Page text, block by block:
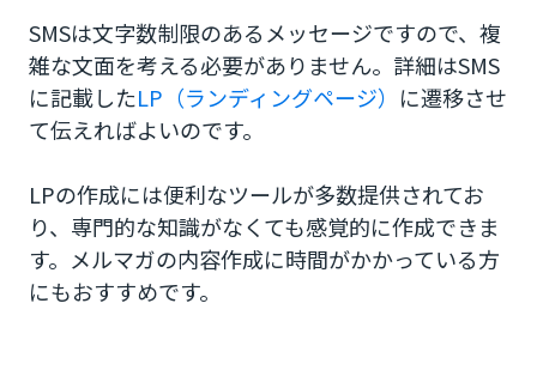
SMSは文字数制限のあるメッセージですので、複
雑な文面を考える必要がありません。詳細はSMS
に記載したLP（ランディングページ） に遷移させ
て伝えればよいのです。
LPの作成には便利なツールが多数提供されてお
り、専門的な知識がなくても感覚的に作成できま
す。メルマガの内容作成に時間がかかっている方
にもおすすめです。